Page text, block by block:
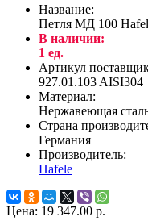
Название:
Петля МД 100
В наличии:
1 ед.
Артикул
927.01.103 AISI304
Материал:
Нержавеющая
Страна
Германия
Производитель:
Hafele
Цена: 19 347.00 р.